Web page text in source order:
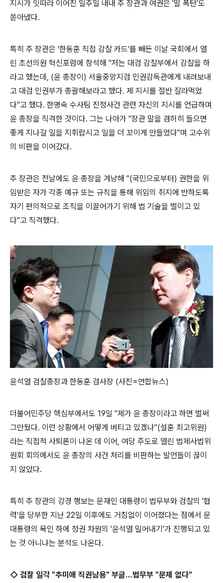
지시가 잇따라 이어진 일주일 내내 추 장관과 여권은 '말 폭탄'도
쏟아냈다.
특히 추 장관은 '한동훈 직접 감찰 카드'를 빼든 이날 국회에서 열
린 초선의원 혁신포럼에 참석해 "저는 대검 감찰부에서 감찰을 하
라고 했는데, (윤 총장이) 서울중앙지검 인권감독관에게 내려보내
고 대검 인권부가 총괄해보라고 했다. 제 지시를 절반 잘라먹었
다"고 했다. 한명숙 수사팀 진정사건 관련 자신의 지시를 언급하며
윤 총장을 직격한 것이다. 그는 나아가 "장관 말을 겸허히 들으면
좋게 지나갈 일을 지휘랍시고 일을 더 꼬이게 만들었다"며 고수위
의 비판을 이어갔다.
추 장관은 전날에도 윤 총장을 겨냥해 "(국민으로부터) 권한을 위
임받은 자가 각종 예규 또는 규칙을 통해 위임의 취지에 반하도록
자기 편의적으로 조직을 이끌어가기 위해 법 기술을 벌이고 있
다"고 직격했다.
윤석열 검찰총장과 한동훈 검사장 (사진=연합뉴스)
더불어민주당 핵심부에서도 19일 "제가 윤 총장이라고 하면 벌써
그만뒀다. 이런 상황에서 어떻게 버티고 있겠나"(설훈 최고위원)
라는 직접적 사퇴론이 나온 데 이어, 여당 주도로 열린 법제사법위
원회 회의에서도 윤 총장의 사건 처리를 비판하는 발언들이 끊이
지 않았다.
특히 추 장관의 강경 행보는 문재인 대통령이 법무부와 검찰의 '협
력'을 당부한 지난 22일 이후에도 거침없이 이어졌다는 점에서 문
대통령의 묵인 하에 정권 차원의 '윤석열 밀어내기'가 진행되고 있
는 것 아니냐는 분석도 나온다.
◇ 검찰 일각 "추미애 직권남용" 부글…법무부 "문제 없다"